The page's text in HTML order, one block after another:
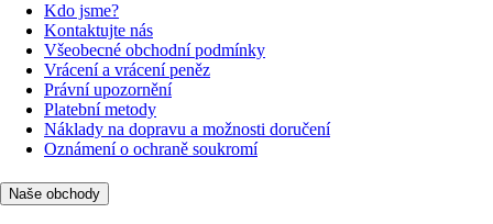
Kdo jsme?
Kontaktujte nás
Všeobecné obchodní podmínky
Vrácení a vrácení peněz
Právní upozornění
Platební metody
Náklady na dopravu a možnosti doručení
Oznámení o ochraně soukromí
Naše obchody